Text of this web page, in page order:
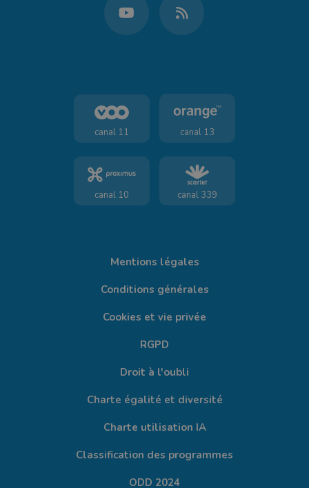
canal 11 canal 13
canal 10 canal 339
Mentions légales
Conditions générales
Cookies et vie privée
RGPD
Droit à l'oubli
Charte égalité et diversité
Charte utilisation IA
Classification des programmes
ODD 2024